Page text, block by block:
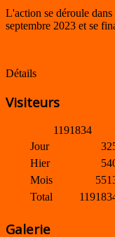
L'action se déroule
septembre 2023 et se
Détails
Visiteurs
1191834
Jour
Hier
Mois
Total
Galerie